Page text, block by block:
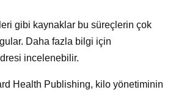
gibi kaynaklar bu süreçlerin çok
Daha fazla bilgi için
incelenebilir.
Health Publishing, kilo yönetiminin